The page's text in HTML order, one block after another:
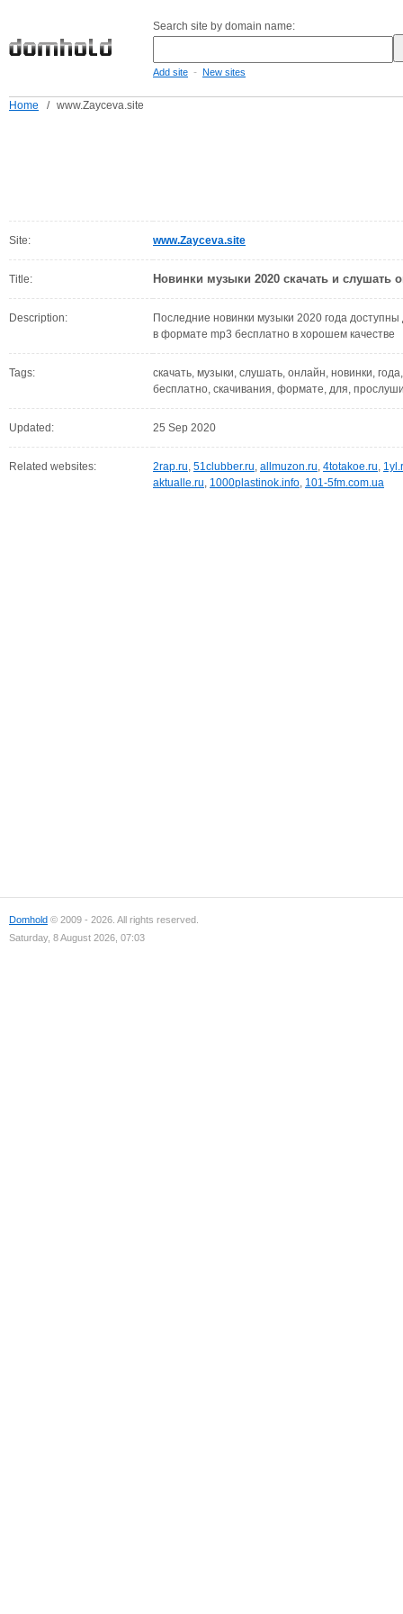
Search site by domain name:
Add site - New sites
Home / www.Zayceva.site
Site: www.Zayceva.site
Title: Новинки музыки 2020 скачать и слушать
Description:
Последние новинки музыки 2020 года
в формате mp3 бесплатно в хорошем качестве
Tags:
скачать, музыки, слушать, онлайн, новинки,
бесплатно, скачивания, формате, для,
Updated: 25 Sep 2020
Related websites: 2rap.ru, 51clubber.ru, allmuzon.ru, 4totakoe.ru,
aktualle.ru, 1000plastinok.info, 101-5fm.com.ua
Domhold © 2009 - 2026. All rights reserved.
Saturday, 8 August 2026, 07:03